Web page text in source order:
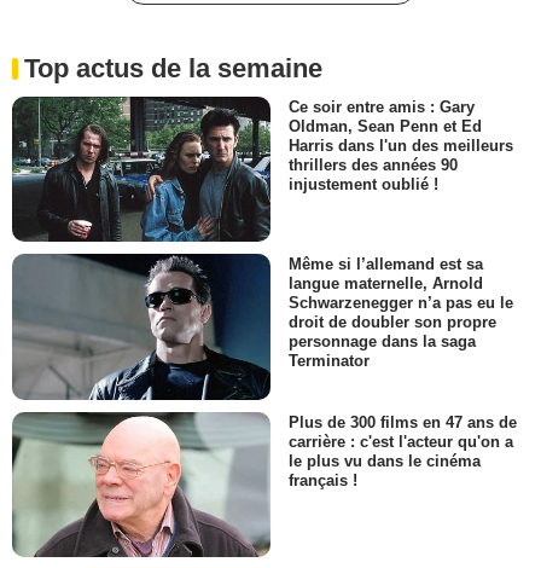
Top actus de la semaine
Ce soir entre amis : Gary
Oldman, Sean Penn et Ed
Harris dans l'un des meilleurs
thrillers des années 90
injustement oublié !
Même si l’allemand est sa
langue maternelle, Arnold
Schwarzenegger n’a pas eu le
droit de doubler son propre
personnage dans la saga
Terminator
Plus de 300 films en 47 ans de
carrière : c'est l'acteur qu'on a
le plus vu dans le cinéma
français !